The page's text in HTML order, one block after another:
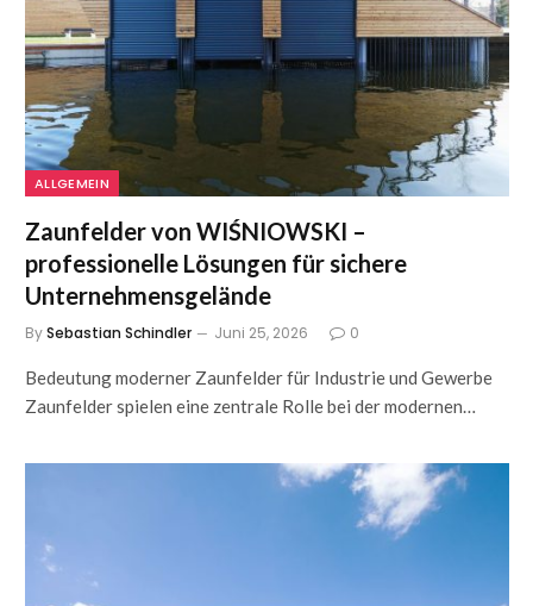
ALLGEMEIN
Zaunfelder von WIŚNIOWSKI –
professionelle Lösungen für sichere
Unternehmensgelände
BySebastian Schindler Juni 25, 2026 0
Bedeutung moderner Zaunfelder für Industrie und Gewerbe
Zaunfelder spielen eine zentrale Rolle bei der modernen…